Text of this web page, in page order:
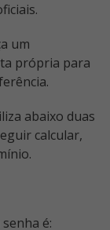
um
própria para
abaixo duas
calcular,